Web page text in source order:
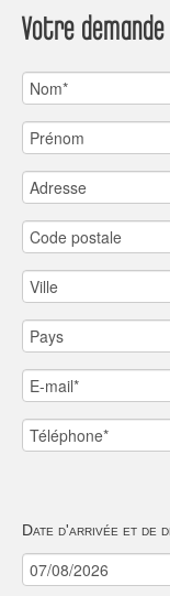
Votre demande
Date d'arrivée et de